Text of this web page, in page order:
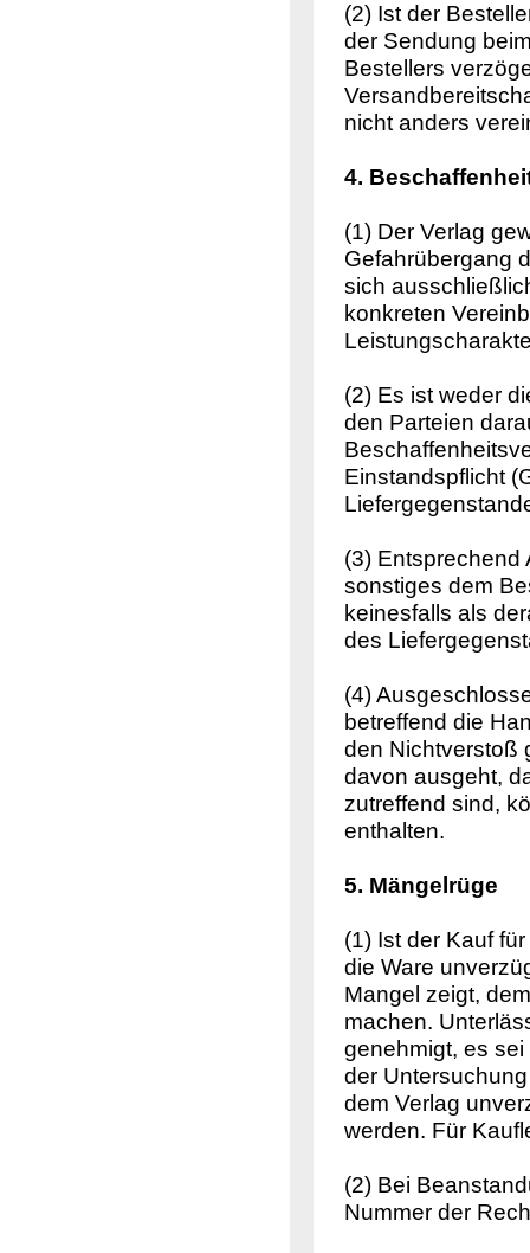
(2) Ist der
der Sendung
Bestellers
nicht anders
4.
(1) Der Verlag
Gefahrübergang
sich
konkreten
(2) Es ist weder
den Parteien
Einstandspflicht
(3) Entsprechend
sonstiges dem
keinesfalls als
des
(4)
betreffend die
den Nichtverstoß
davon ausgeht,
zutreffend sind,
enthalten.
5. Mängelrüge
(1) Ist der Kauf
die Ware
Mangel zeigt,
machen.
genehmigt, es
der
dem Verlag
werden. Für
(2) Bei
Nummer der